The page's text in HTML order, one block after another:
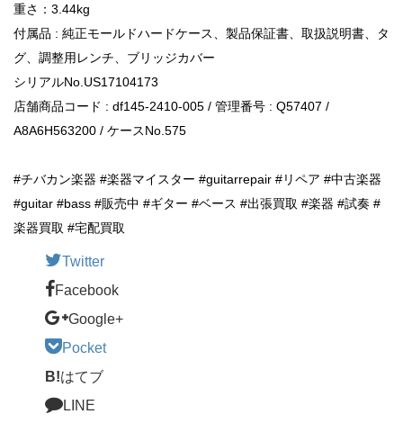
重さ：3.44kg
付属品 : 純正モールドハードケース、製品保証書、取扱説明書、タ
グ、調整用レンチ、ブリッジカバー
シリアルNo.US17104173
店舗商品コード : df145-2410-005 / 管理番号 : Q57407 /
A8A6H563200 / ケースNo.575
#チバカン楽器 #楽器マイスター #guitarrepair #リペア #中古楽器
#guitar #bass #販売中 #ギター #ベース #出張買取 #楽器 #試奏 #
楽器買取 #宅配買取
Twitter
Facebook
Google+
Pocket
B!はてブ
LINE